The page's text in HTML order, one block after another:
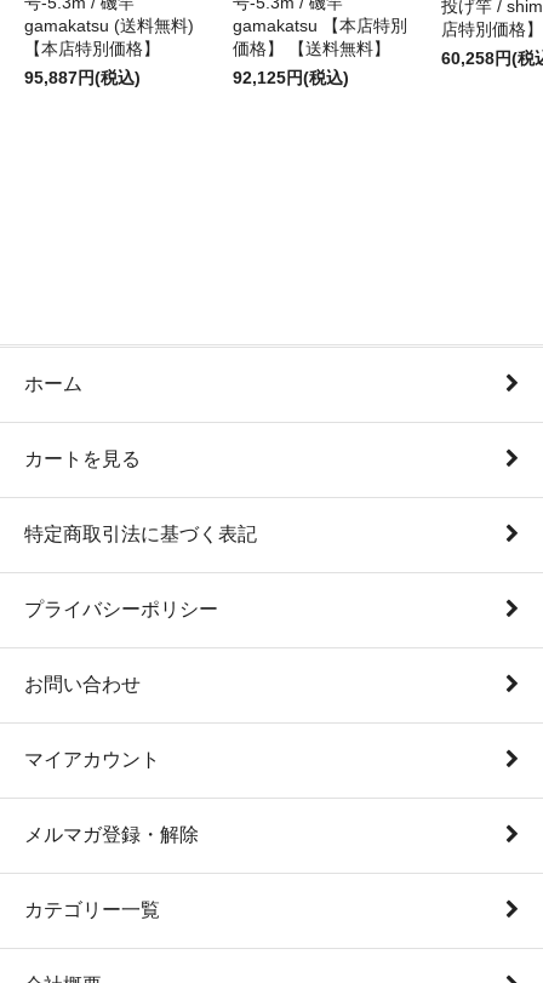
gamakatsu (送料無料)
【本店特別価格】
95,887円(税込)
gamakatsu 【本店特別
価格】 【送料無料】
92,125円(税込)
投げ竿 /
店特別価格】
60,258円(税
ホーム
カートを見る
特定商取引法に基づく表記
プライバシーポリシー
お問い合わせ
マイアカウント
メルマガ登録・解除
カテゴリー一覧